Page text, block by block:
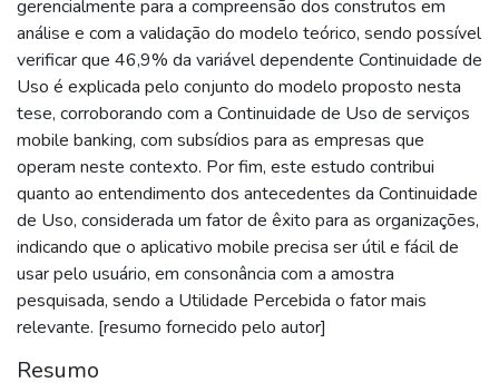
gerencialmente para a compreensão dos construtos em
análise e com a validação do modelo teórico, sendo possível
verificar que 46,9% da variável dependente Continuidade de
Uso é explicada pelo conjunto do modelo proposto nesta
tese, corroborando com a Continuidade de Uso de serviços
mobile banking, com subsídios para as empresas que
operam neste contexto. Por fim, este estudo contribui
quanto ao entendimento dos antecedentes da Continuidade
de Uso, considerada um fator de êxito para as organizações,
indicando que o aplicativo mobile precisa ser útil e fácil de
usar pelo usuário, em consonância com a amostra
pesquisada, sendo a Utilidade Percebida o fator mais
relevante. [resumo fornecido pelo autor]
Resumo